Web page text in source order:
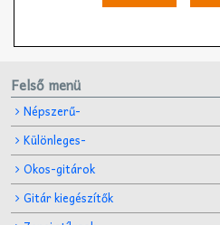
Felső menü
Népszerű-
Különleges-
Okos-gitárok
Gitár kiegészítők